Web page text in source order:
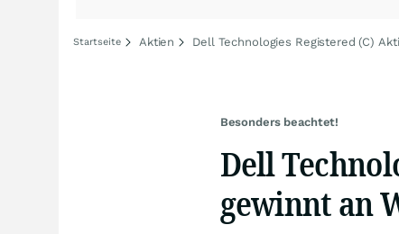
Startseite Aktien Dell Technologies Registered (C)
Besonders beachtet!
Dell
gewinnt an